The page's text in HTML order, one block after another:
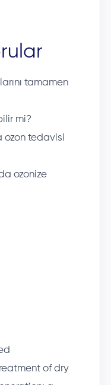
tamamen
mi?
ozon tedavisi
ozonize
of dry